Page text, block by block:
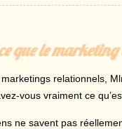
que le
relationnels,
vous vraiment ce
ne savent pas